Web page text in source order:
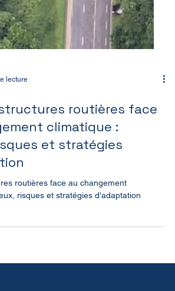
lecture
routières face
climatique :
et stratégies
routières face au changement